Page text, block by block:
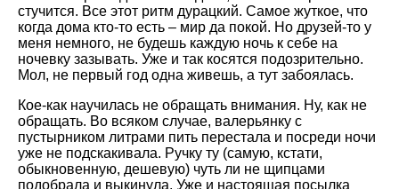
стучится. Все этот ритм дурацкий. Самое жуткое, что
когда дома кто-то есть – мир да покой. Но друзей-то у
меня немного, не будешь каждую ночь к себе на
ночевку зазывать. Уже и так косятся подозрительно.
Мол, не первый год одна живешь, а тут забоялась.
Кое-как научилась не обращать внимания. Ну, как не
обращать. Во всяком случае, валерьянку с
пустырником литрами пить перестала и посреди ночи
уже не подскакивала. Ручку ту (самую, кстати,
обыкновенную, дешевую) чуть ли не щипцами
подобрала и выкинула. Уже и настоящая посылка